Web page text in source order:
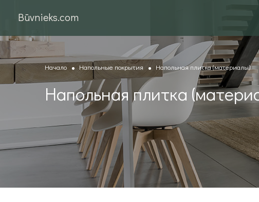
Būvnieks.com
Начало Напольные покрытия Напольная плитка (материалы)
Напольная плитка